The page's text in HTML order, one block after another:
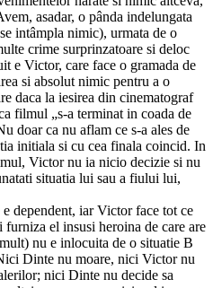
asadar, o pânda indelungata
intâmpla nimic), urmata de o
crime surprinzatoare si deloc
e Victor, care face o gramada de
si absolut nimic pentru a o
daca la iesirea din cinematograf
filmul „s-a terminat in coada de
doar ca nu aflam ce s-a ales de
initiala si cu cea finala coincid. In
Victor nu ia nicio decizie si nu
situatia lui sau a fiului lui,
dependent, iar Victor face tot ce
el insusi heroina de care are
nu e inlocuita de o situatie B
Dinte nu moare, nici Victor nu
nici Dinte nu decide sa